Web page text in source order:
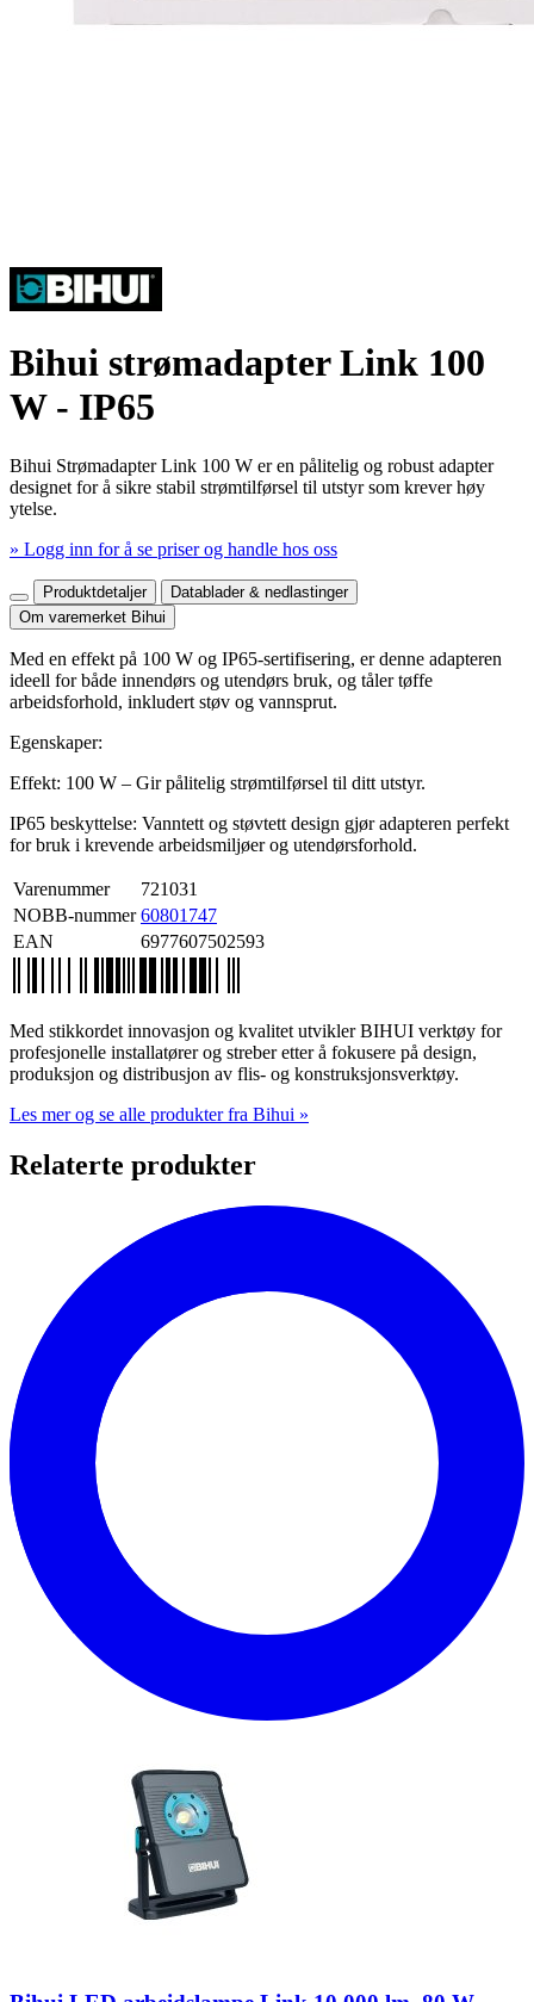
Bihui strømadapter Link 100
W - IP65
Bihui Strømadapter Link 100 W er en pålitelig og robust adapter
designet for å sikre stabil strømtilførsel til utstyr som krever høy
ytelse.
» Logg inn for å se priser og handle hos oss
Mer produktdetaljer
Produktdetaljer
Datablader & nedlastinger
Om varemerket Bihui
Med en effekt på 100 W og IP65-sertifisering, er denne adapteren
ideell for både innendørs og utendørs bruk, og tåler tøffe
arbeidsforhold, inkludert støv og vannsprut.
Egenskaper:
Effekt: 100 W – Gir pålitelig strømtilførsel til ditt utstyr.
IP65 beskyttelse: Vanntett og støvtett design gjør adapteren perfekt
for bruk i krevende arbeidsmiljøer og utendørsforhold.
Varenummer
721031
NOBB-nummer 60801747
EAN
6977607502593
Med stikkordet innovasjon og kvalitet utvikler BIHUI verktøy for
profesjonelle installatører og streber etter å fokusere på design,
produksjon og distribusjon av flis- og konstruksjonsverktøy.
Les mer og se alle produkter fra Bihui »
Relaterte produkter